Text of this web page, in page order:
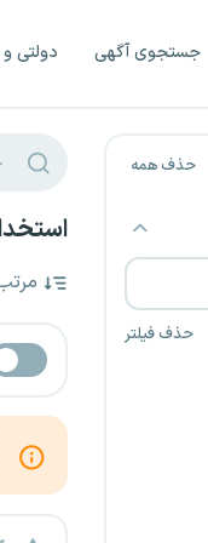
جستجوی آگهی دولتی
حذف همه
حذف فیلتر